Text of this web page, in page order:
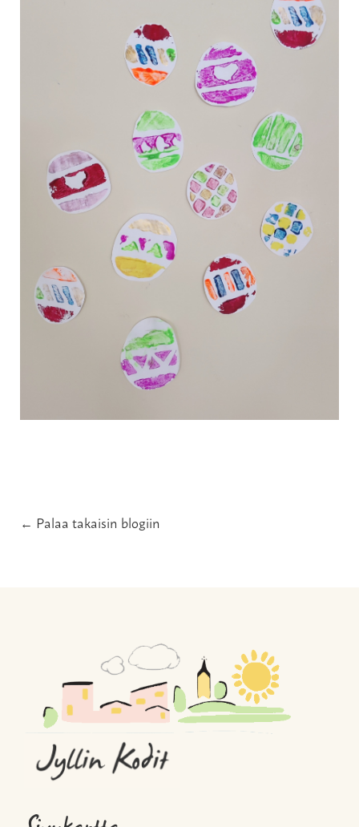
← Palaa takaisin blogiin